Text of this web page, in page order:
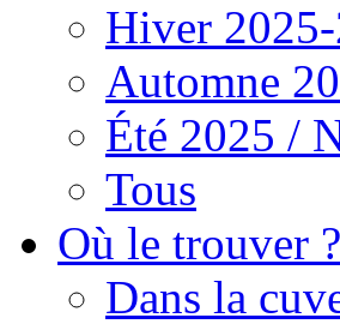
Hiver
Automne
Été 2025 /
Tous
Où le trouver ?
Dans la